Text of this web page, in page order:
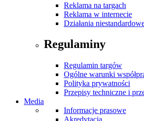
Reklama na targach
Reklama w internecie
Działania
Regulaminy
Regulamin targów
Ogólne warunki
Polityka prywatności
Przepisy techniczne i
Media
Informacje prasowe